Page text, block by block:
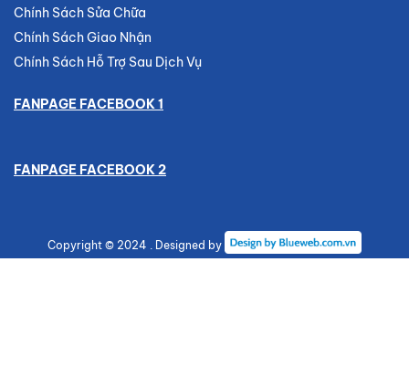
Chính Sách Sửa Chữa
Chính Sách Giao Nhận
Chính Sách Hỗ Trợ Sau Dịch Vụ
FANPAGE FACEBOOK 1
FANPAGE FACEBOOK 2
Copyright © 2024 . Designed by